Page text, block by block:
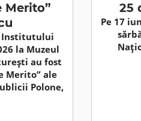
Merito”
Institutului
la Muzeul
au fost
Merito” ale
Polone,
25
Pe 17